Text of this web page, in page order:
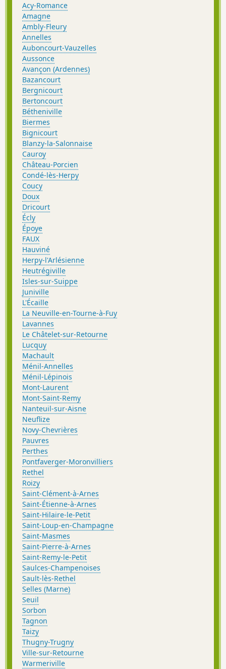
Acy-Romance
Amagne
Ambly-Fleury
Annelles
Auboncourt-Vauzelles
Aussonce
Avançon (Ardennes)
Bazancourt
Bergnicourt
Bertoncourt
Bétheniville
Biermes
Bignicourt
Blanzy-la-Salonnaise
Cauroy
Château-Porcien
Condé-lès-Herpy
Coucy
Doux
Dricourt
Écly
Époye
FAUX
Hauviné
Herpy-l'Arlésienne
Heutrégiville
Isles-sur-Suippe
Juniville
L'Écaille
La Neuville-en-Tourne-à-Fuy
Lavannes
Le Châtelet-sur-Retourne
Lucquy
Machault
Ménil-Annelles
Ménil-Lépinois
Mont-Laurent
Mont-Saint-Remy
Nanteuil-sur-Aisne
Neuflize
Novy-Chevrières
Pauvres
Perthes
Pontfaverger-Moronvilliers
Rethel
Roizy
Saint-Clément-à-Arnes
Saint-Étienne-à-Arnes
Saint-Hilaire-le-Petit
Saint-Loup-en-Champagne
Saint-Masmes
Saint-Pierre-à-Arnes
Saint-Remy-le-Petit
Saulces-Champenoises
Sault-lès-Rethel
Selles (Marne)
Seuil
Sorbon
Tagnon
Taizy
Thugny-Trugny
Ville-sur-Retourne
Warmeriville